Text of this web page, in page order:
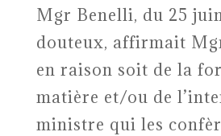
Mgr Benelli, du 25
douteux, affirmait
en raison soit de la
matière et/ou de
ministre qui les